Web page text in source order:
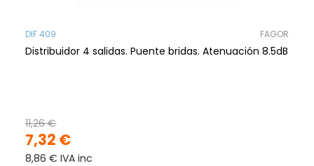
DIF 409 FAGOR
Distribuidor 4 salidas. Puente bridas. Atenuación 8.5dB
7,32 €
11,26 €
8,86 € IVA inc